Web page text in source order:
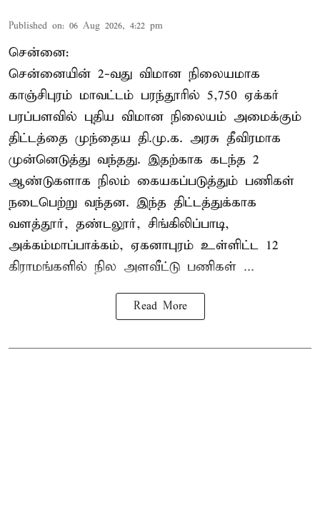
Published on: 06 Aug 2026, 4:22 pm
சென்னை:
சென்னையின் 2-வது விமான நிலையமாக
காஞ்சிபுரம் மாவட்டம் பரந்தூரில் 5,750 ஏக்கர்
பரப்பளவில் புதிய விமான நிலையம் அமைக்கும்
திட்டத்தை முந்தைய தி.மு.க. அரசு தீவிரமாக
முன்னெடுத்து வந்தது. இதற்காக கடந்த 2
ஆண்டுகளாக நிலம் கையகப்படுத்தும் பணிகள்
நடைபெற்று வந்தன. இந்த திட்டத்துக்காக
வளத்தூர், தண்டலூர், சிங்கிலிப்பாடி,
அக்கம்மாப்பாக்கம், ஏகனாபுரம் உள்ளிட்ட 12
கிராமங்களில் நில அளவீட்டு பணிகள் ...
Read More